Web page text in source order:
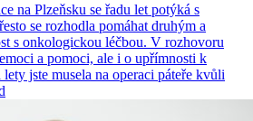
na Plzeňsku se řadu let potýká s
se rozhodla pomáhat druhým a
s onkologickou léčbou. V rozhovoru
a pomoci, ale i o upřímnosti k
jste musela na operaci páteře kvůli